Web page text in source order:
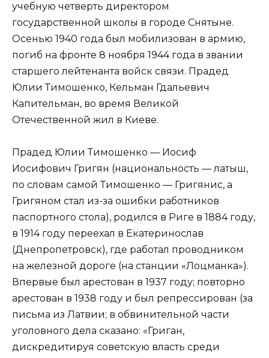
учебную четверть директором
государственной школы в городе Снятыне.
Осенью 1940 года был мобилизован в армию,
погиб на фронте 8 ноября 1944 года в звании
старшего лейтенанта войск связи. Прадед
Юлии Тимошенко, Кельман Гдальевич
Капительман, во время Великой
Отечественной жил в Киеве.
Прадед Юлии Тимошенко — Иосиф
Иосифович Григян (национальность — латыш,
по словам самой Тимошенко — Григянис, а
Григяном стал из-за ошибки работников
паспортного стола), родился в Риге в 1884 году,
в 1914 году переехал в Екатеринослав
(Днепропетровск), где работал проводником
на железной дороге (на станции «Лоцманка»).
Впервые был арестован в 1937 году; повторно
арестован в 1938 году и был репрессирован (за
письма из Латвии; в обвинительной части
уголовного дела сказано: «Григан,
дискредитируя советскую власть среди